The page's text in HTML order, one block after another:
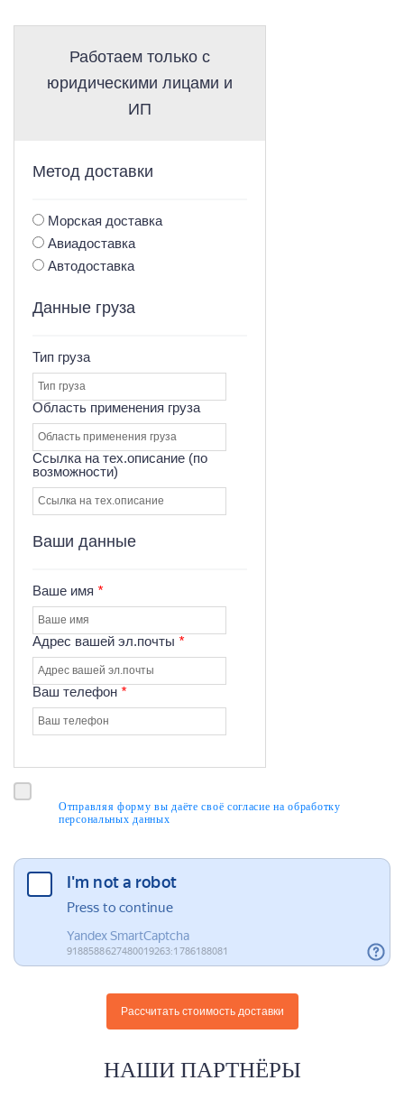
Работаем только с
юридическими лицами и
ИП
Метод доставки
Морская доставка
Авиадоставка
Автодоставка
Данные груза
Тип груза
Область применения груза
Ссылка на тех.описание (по
возможности)
Ваши данные
Ваше имя *
Адрес вашей эл.почты *
Ваш телефон *
Отправляя форму вы даёте своё согласие на обработку
персональных данных
НАШИ ПАРТНЁРЫ